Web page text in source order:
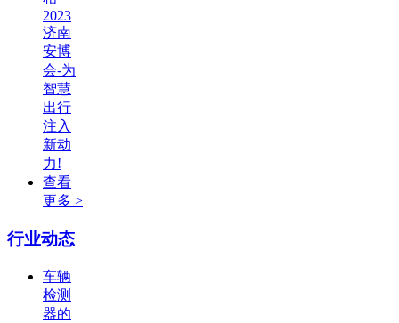
2023
济南
安博
会-为
智慧
出行
注入
新动
力!
查看
更多 >
行业动态
车辆
检测
器的